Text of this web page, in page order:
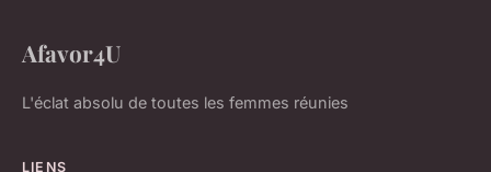
Afavor4U
L'éclat absolu de toutes les femmes réunies
LIENS